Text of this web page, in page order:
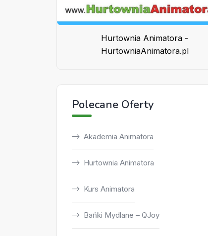
Hurtownia Animatora -
HurtowniaAnimatora.pl
Polecane Oferty
Akademia Animatora
Hurtownia Animatora
Kurs Animatora
Bańki Mydlane – QJoy